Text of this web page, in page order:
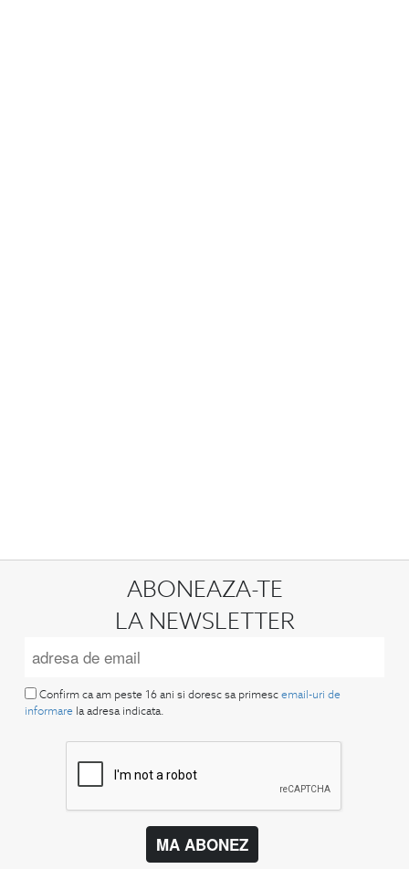
ABONEAZA-TE
LA NEWSLETTER
Confirm ca am peste 16 ani si doresc sa primesc email-uri de
informare la adresa indicata.
MA ABONEZ